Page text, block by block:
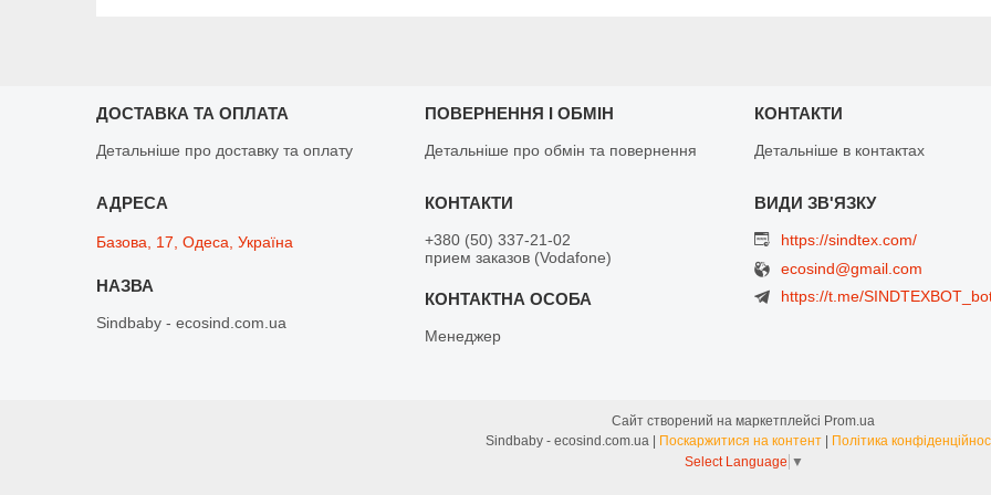
ДОСТАВКА ТА ОПЛАТА
Детальніше про доставку та оплату
ПОВЕРНЕННЯ І ОБМІН
Детальніше про обмін та повернення
КОНТАКТИ
Детальніше в контактах
Базова, 17, Одеса, Україна
Sindbaby - ecosind.com.ua
+380 (50) 337-21-02
прием заказов (Vodafone)
Менеджер
https://sindtex.com/
ecosind@gmail.com
https://t.me/
Сайт створений на маркетплейсі Prom.ua
Поскаржитися на контент
Політика
Select Language ▼